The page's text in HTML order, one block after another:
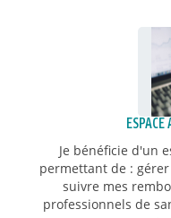
Je bénéficie d'un
permettant de :
suivre mes
professionnels de